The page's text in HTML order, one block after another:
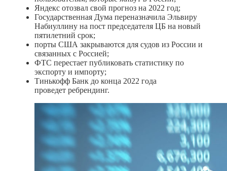
Яндекс отозвал свой прогноз на 2022 год;
Государственная Дума переназначила Эльвиру
Набиуллину на пост председателя ЦБ на новый
пятилетний срок;
порты США закрываются для судов из России и
связанных с Россией;
ФТС перестает публиковать статистику по
экспорту и импорту;
Тинькофф Банк до конца 2022 года
проведет ребрендинг.